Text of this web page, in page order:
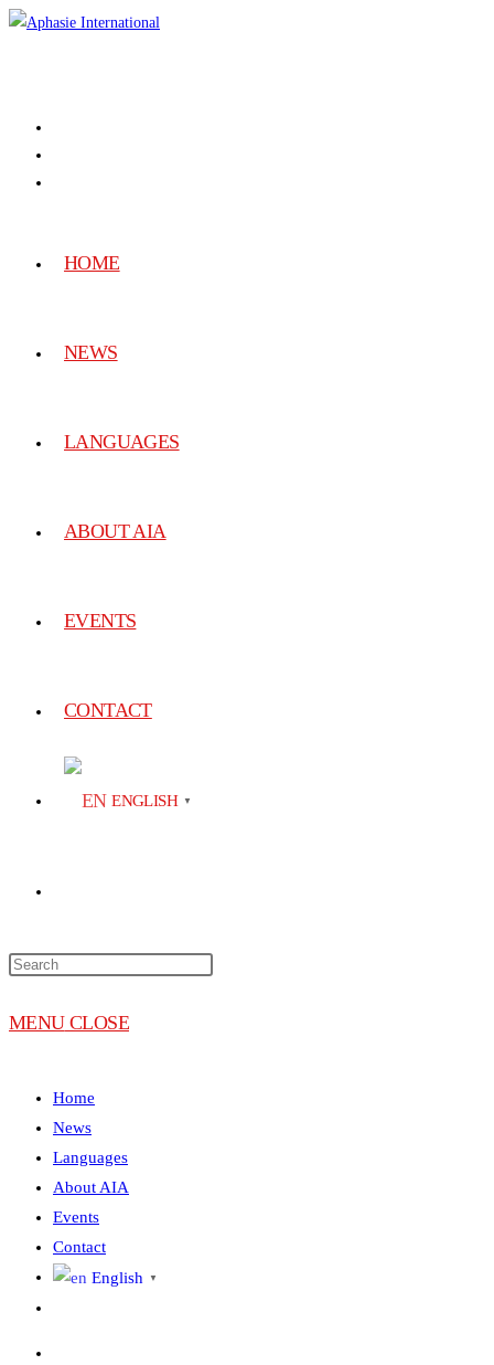
HOME
NEWS
LANGUAGES
ABOUT AIA
EVENTS
CONTACT
ENGLISH ▼
MENU CLOSE
Home
News
Languages
About AIA
Events
Contact
English
▼